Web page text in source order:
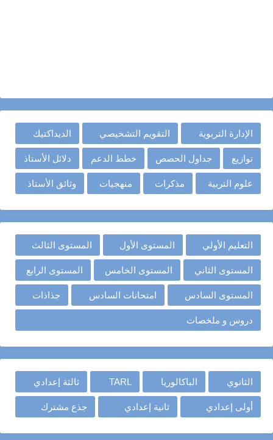
الإدارة التربوية التقويم التشخيصي الديداكتيك
توازيع جداول الحصص خطط الدعم دلائل الأستاذ
علوم التربية مذكرات منهجيات وثائق الأستاذ
التعليم الأولي المستوى الأول المستوى الثالث
المستوى الثاني المستوى الخامس المستوى الرابع
المستوى السادس امتحانات السادس جذاذات
دروس و ملخصات
الثانوي الباكالوريا TARL ثالثة إعدادي
أولى إعدادي ثانية إعدادي جذع مشترك